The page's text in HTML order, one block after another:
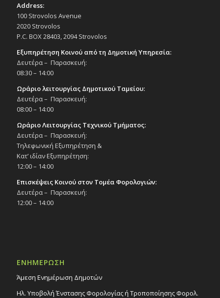
Address:
100 Strovolos Avenue
2020 Strovolos
P.C. BOX 28403, 2094 Strovolos
Εξυπηρέτηση Κοινού από τη Δημοτική Υπηρεσία:
Δευτέρα – Παρασκευή:
08:30 – 14:00
Ωράριο λειτουργίας Δημοτικού Ταμείου:
Δευτέρα – Παρασκευή:
08:00 – 14:00
Ωράριο Λειτουργίας Τεχνικού Τμήματος:
Δευτέρα – Παρασκευή:
Τηλεφωνική Εξυπηρέτηση &
Κατ’ ιδίαν Εξυπηρέτηση:
12:00 – 14:00
Επισκέψεις Κοινού στον Τομέα Φορολογιών:
Δευτέρα – Παρασκευή:
12:00 – 14:00
ΕΝΗΜΕΡΩΣΗ
Άμεση Ενημέρωση Δημοτών
Ηλ. Υποβολή Ένστασης Φορολογίας ή Τροποποίησης Φορολ.